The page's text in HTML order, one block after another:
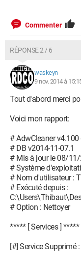
Commenter
RÉPONSE 2 / 6
waskeyn
9 nov. 2014 à
Tout d'abord merci
Voici mon rapport:
# AdwCleaner
# DB v2014-11-07.1
# Mis à jour le 08/
# Système
# Nom d'utilisateur :
# Exécuté depuis :
# Option : Nettoyer
***** [ Services ] *****
[#] Service Supprimé